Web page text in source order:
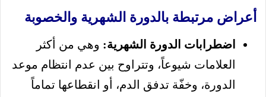
أعراض مرتبطة بالدورة الشهرية والخصوبة
اضطرابات الدورة الشهرية: وهي من أكثر
العلامات شيوعاً، وتتراوح بين عدم انتظام موعد
الدورة، وخفّة تدفق الدم، أو انقطاعها تماماً